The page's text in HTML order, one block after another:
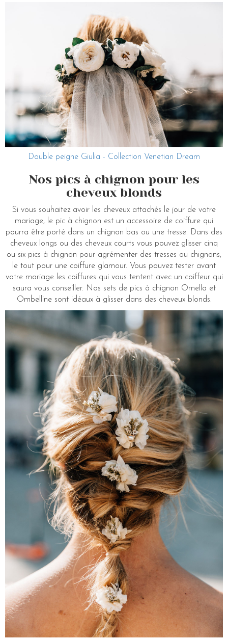
Double peigne Giulia - Collection Venetian Dream
Nos pics à chignon pour les
cheveux blonds
Si vous souhaitez avoir les cheveux attachés le jour de votre
mariage, le pic à chignon est un accessoire de coiffure qui
pourra être porté dans un chignon bas ou une tresse. Dans des
cheveux longs ou des cheveux courts vous pouvez glisser cinq
ou six pics à chignon pour agrémenter des tresses ou chignons,
le tout pour une coiffure glamour. Vous pouvez tester avant
votre mariage les coiffures qui vous tentent avec un coiffeur qui
saura vous conseiller. Nos sets de pics à chignon Ornella et
Ombelline sont idéaux à glisser dans des cheveux blonds.